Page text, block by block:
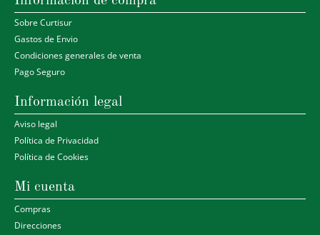
Sobre Curtisur
Gastos de Envio
Condiciones generales de venta
Pago Seguro
Información legal
Aviso legal
Política de Privacidad
Política de Cookies
Mi cuenta
Compras
Direcciones